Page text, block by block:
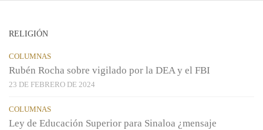
RELIGIÓN
COLUMNAS
Rubén Rocha sobre vigilado por la DEA y el FBI
23 DE FEBRERO DE 2024
COLUMNAS
Ley de Educación Superior para Sinaloa ¿mensaje